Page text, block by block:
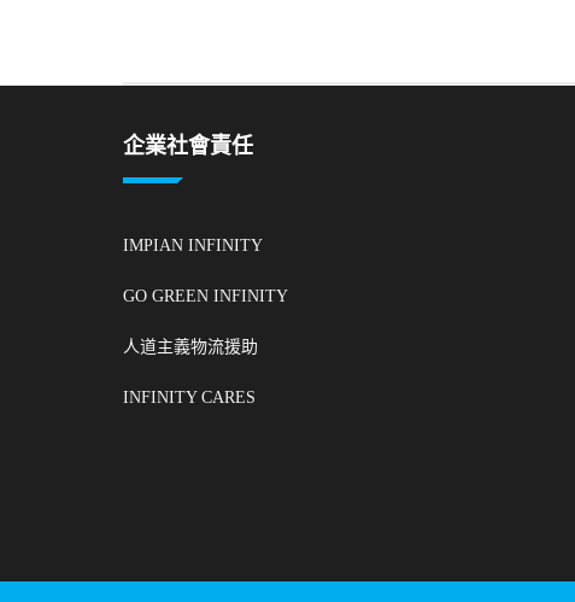
企業社會責任
IMPIAN INFINITY
GO GREEN INFINITY
人道主義物流援助
INFINITY CARES